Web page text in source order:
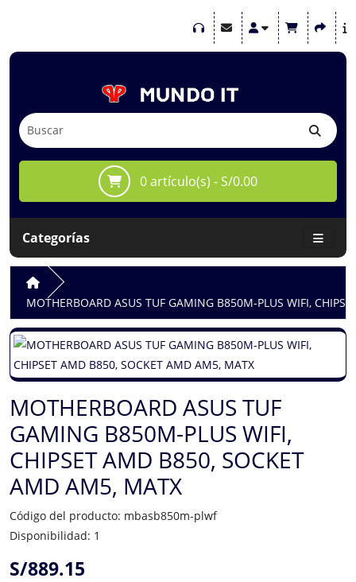
0 artículo(s) - S/0.00
Categorías
MOTHERBOARD ASUS TUF GAMING B850M-PLUS WIFI,
MOTHERBOARD ASUS TUF
GAMING B850M-PLUS WIFI,
CHIPSET AMD B850, SOCKET
AMD AM5, MATX
Código del producto: mbasb850m-plwf
Disponibilidad: 1
S/889.15